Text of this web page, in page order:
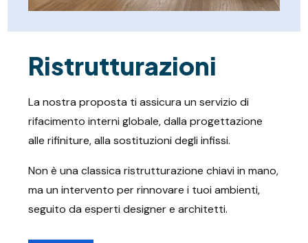
Ristrutturazioni
La nostra proposta ti assicura un servizio di
rifacimento interni globale, dalla progettazione
alle rifiniture, alla sostituzioni degli infissi.
Non è una classica ristrutturazione chiavi in mano,
ma un intervento per rinnovare i tuoi ambienti,
seguito da esperti designer e architetti.